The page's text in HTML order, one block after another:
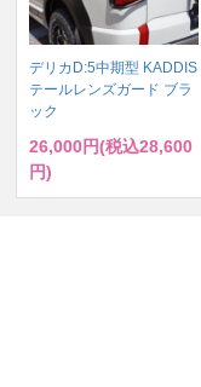
デリカD:5中期型 KADDIS
テールレンズガード ブラ
ック
26,000円(税込28,600
円)